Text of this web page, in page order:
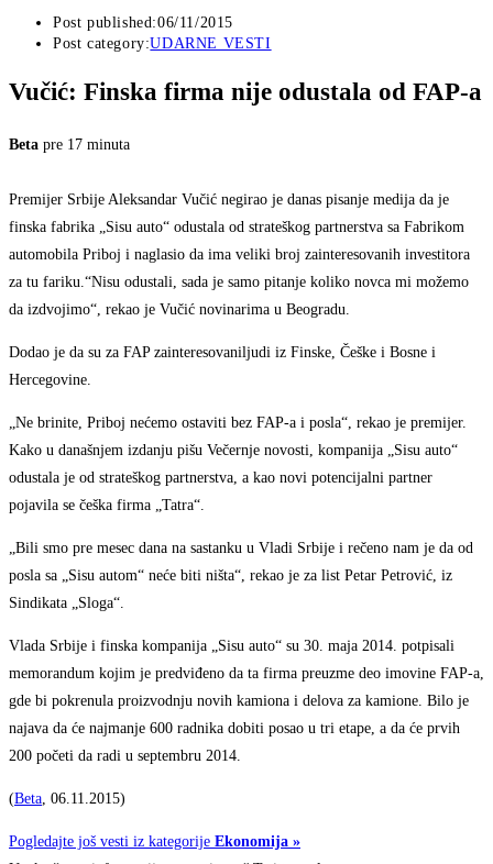
Post published:06/11/2015
Post category:UDARNE VESTI
Vučić: Finska firma nije odustala od FAP-a
Beta pre 17 minuta
Premijer Srbije Aleksandar Vučić negirao je danas pisanje medija da je
finska fabrika „Sisu auto“ odustala od strateškog partnerstva sa Fabrikom
automobila Priboj i naglasio da ima veliki broj zainteresovanih investitora
za tu fariku.“Nisu odustali, sada je samo pitanje koliko novca mi možemo
da izdvojimo“, rekao je Vučić novinarima u Beogradu.
Dodao je da su za FAP zainteresovaniljudi iz Finske, Češke i Bosne i
Hercegovine.
„Ne brinite, Priboj nećemo ostaviti bez FAP-a i posla“, rekao je premijer.
Kako u današnjem izdanju pišu Večernje novosti, kompanija „Sisu auto“
odustala je od strateškog partnerstva, a kao novi potencijalni partner
pojavila se češka firma „Tatra“.
„Bili smo pre mesec dana na sastanku u Vladi Srbije i rečeno nam je da od
posla sa „Sisu autom“ neće biti ništa“, rekao je za list Petar Petrović, iz
Sindikata „Sloga“.
Vlada Srbije i finska kompanija „Sisu auto“ su 30. maja 2014. potpisali
memorandum kojim je predviđeno da ta firma preuzme deo imovine FAP-a,
gde bi pokrenula proizvodnju novih kamiona i delova za kamione. Bilo je
najava da će najmanje 600 radnika dobiti posao u tri etape, a da će prvih
200 početi da radi u septembru 2014.
(Beta, 06.11.2015)
Pogledajte još vesti iz kategorije Ekonomija »